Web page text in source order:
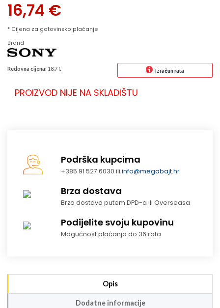
16,74 €
* Cijena za gotovinsko plaćanje
Brand
Redovna cijena: 18.7 € Izračun rata
PROIZVOD NIJE NA SKLADIŠTU
Podrška kupcima
+385 91 527 6030 iliinfo@megabajt.hr
Brza dostava
Brza dostava putem DPD-a ili Overseasa
Podijelite svoju kupovinu
Mogućnost plaćanja do 36 rata
Opis
Dodatne informacije